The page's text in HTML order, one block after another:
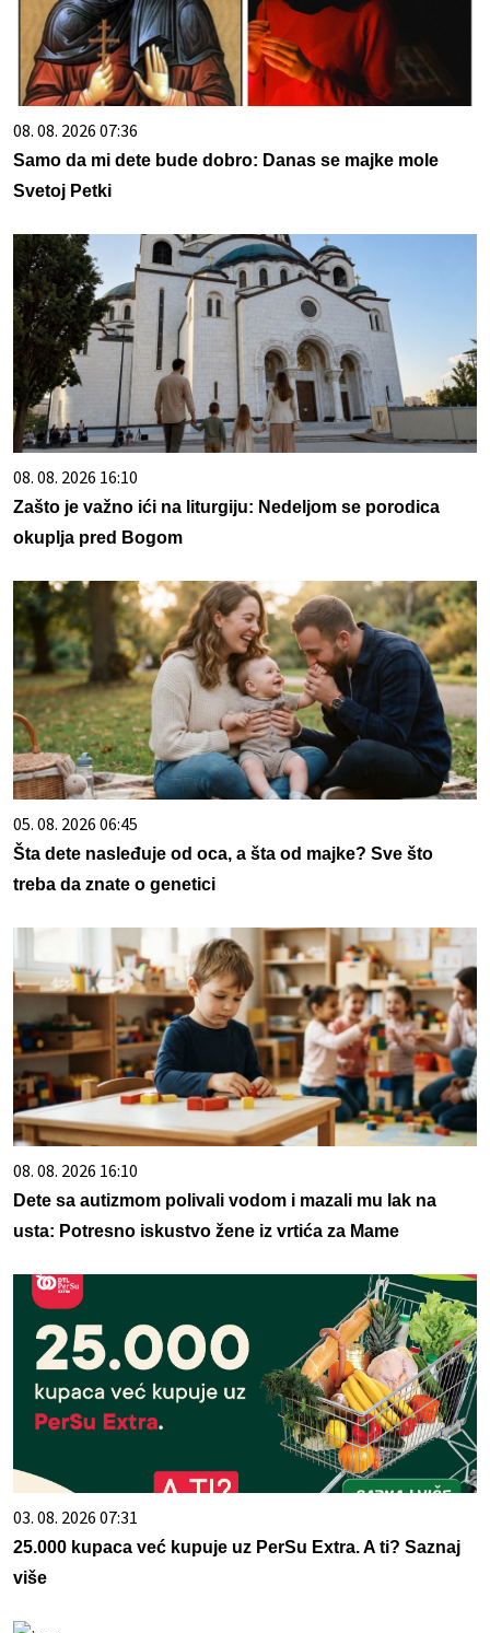
08. 08. 2026 07:36
Samo da mi dete bude dobro: Danas se majke mole
Svetoj Petki
08. 08. 2026 16:10
Zašto je važno ići na liturgiju: Nedeljom se porodica
okuplja pred Bogom
05. 08. 2026 06:45
Šta dete nasleđuje od oca, a šta od majke? Sve što
treba da znate o genetici
08. 08. 2026 16:10
Dete sa autizmom polivali vodom i mazali mu lak na
usta: Potresno iskustvo žene iz vrtića za Mame
03. 08. 2026 07:31
25.000 kupaca već kupuje uz PerSu Extra. A ti? Saznaj
više